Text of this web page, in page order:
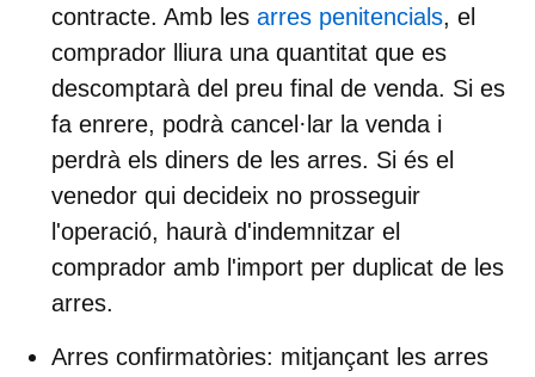
contracte. Amb les arres penitencials, el
comprador lliura una quantitat que es
descomptarà del preu final de venda. Si es
fa enrere, podrà cancel·lar la venda i
perdrà els diners de les arres. Si és el
venedor qui decideix no prosseguir
l'operació, haurà d'indemnitzar el
comprador amb l'import per duplicat de les
arres.
Arres confirmatòries: mitjançant les arres